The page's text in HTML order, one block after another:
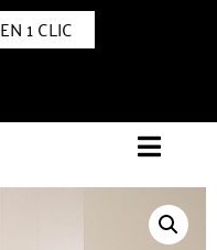
EN 1 CLIC